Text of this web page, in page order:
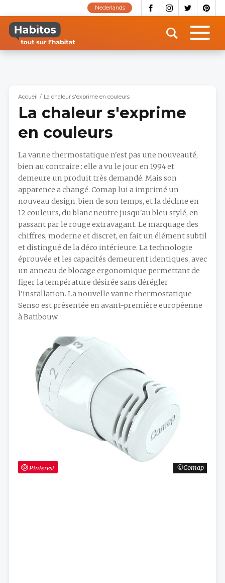
contenu
principal
Nederlands
Accueil La chaleur s'exprime en couleurs
La chaleur s'exprime
en couleurs
Comap
Pinterest
La vanne thermostatique n'est pas une nouveauté,
bien au contraire : elle a vu le jour en 1994 et
demeure un produit très demandé. Mais son
apparence a changé. Comap lui a imprimé un
nouveau design, bien de son temps, et la décline en
12 couleurs, du blanc neutre jusqu'au bleu stylé, en
passant par le rouge extravagant. Le marquage des
chiffres, moderne et discret, en fait un élément subtil
et distingué de la déco intérieure. La technologie
éprouvée et les capacités demeurent identiques, avec
un anneau de blocage ergonomique permettant de
figer la température désirée sans dérégler
l'installation. La nouvelle vanne thermostatique
Senso est présentée en avant-première européenne
à Batibouw.